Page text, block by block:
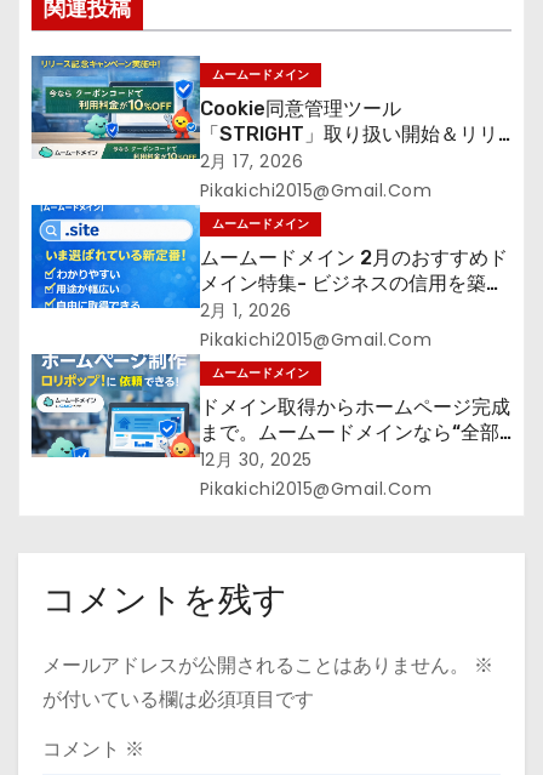
ン
関連投稿
ムームードメイン
Cookie同意管理ツール
「STRIGHT」取り扱い開始＆リリ
ース記念キャンペーン【ムームード
メイン】
2月 17, 2026
Pikakichi2015@gmail.com
ムームードメイン
ムームードメイン 2月のおすすめド
メイン特集- ビジネスの信用を築く
――そのすべての起点となるのが独
自ドメイン
2月 1, 2026
Pikakichi2015@gmail.com
ムームードメイン
ドメイン取得からホームページ完成
まで。ムームードメインなら“全部
まとめて”安心スタート
12月 30, 2025
Pikakichi2015@gmail.com
コメントを残す
メールアドレスが公開されることはありません。
※
が付いている欄は必須項目です
コメント ※